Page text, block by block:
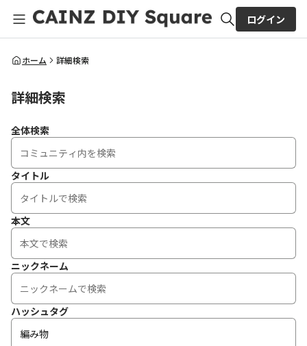
全体検索
ログイン
ホーム 詳細検索
詳細検索
全体検索
タイトル
本文
ニックネーム
ハッシュタグ